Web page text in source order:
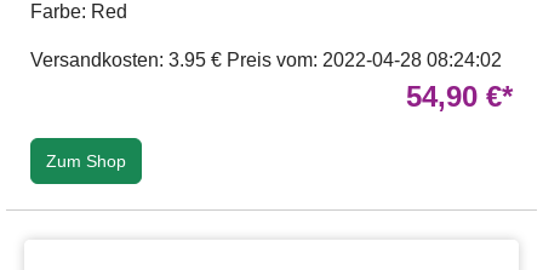
Farbe: Red
Versandkosten: 3.95 € Preis vom: 2022-04-28 08:24:02
54,90 €*
Zum Shop